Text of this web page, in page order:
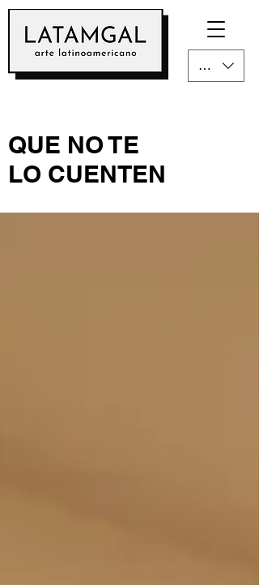
CLP ($)
QUE NO TE
LO CUENTEN